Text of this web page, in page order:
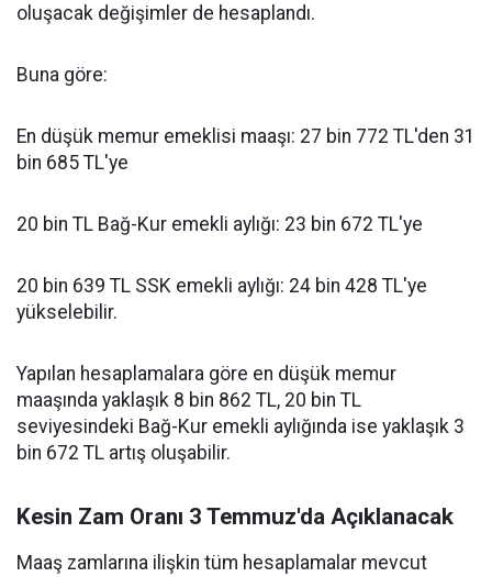
oluşacak değişimler de hesaplandı.
Buna göre:
En düşük memur emeklisi maaşı: 27 bin 772 TL'den 31
bin 685 TL'ye
20 bin TL Bağ-Kur emekli aylığı: 23 bin 672 TL'ye
20 bin 639 TL SSK emekli aylığı: 24 bin 428 TL'ye
yükselebilir.
Yapılan hesaplamalara göre en düşük memur
maaşında yaklaşık 8 bin 862 TL, 20 bin TL
seviyesindeki Bağ-Kur emekli aylığında ise yaklaşık 3
bin 672 TL artış oluşabilir.
Kesin Zam Oranı 3 Temmuz'da Açıklanacak
Maaş zamlarına ilişkin tüm hesaplamalar mevcut